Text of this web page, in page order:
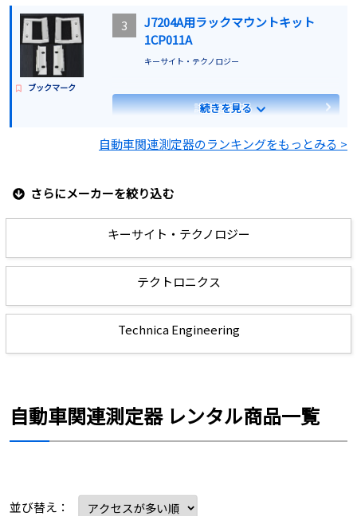
見積もりする
ブックマーク
3
J7204A用ラックマウントキット
1CP011A
キーサイト・テクノロジー
詳細を見る
見積もりする
続きを見る
自動車関連測定器のランキングをもっとみる >
さらにメーカーを絞り込む
キーサイト・テクノロジー
テクトロニクス
Technica Engineering
自動車関連測定器 レンタル商品一覧
並び替え：